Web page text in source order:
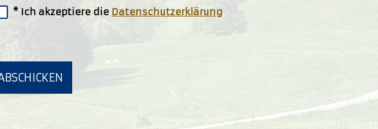
Ich akzeptiere die Datenschutzerklärung